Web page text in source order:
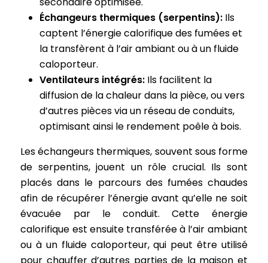
Échangeurs thermiques (serpentins): Ils
captent l’énergie calorifique des fumées et
la transfèrent à l’air ambiant ou à un fluide
caloporteur.
Ventilateurs intégrés: Ils facilitent la
diffusion de la chaleur dans la pièce, ou vers
d’autres pièces via un réseau de conduits,
optimisant ainsi le rendement poêle à bois.
Les échangeurs thermiques, souvent sous forme
de serpentins, jouent un rôle crucial. Ils sont
placés dans le parcours des fumées chaudes
afin de récupérer l’énergie avant qu’elle ne soit
évacuée par le conduit. Cette énergie
calorifique est ensuite transférée à l’air ambiant
ou à un fluide caloporteur, qui peut être utilisé